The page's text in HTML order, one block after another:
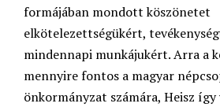
formájában mondott köszönetet
elkötelezettségükért,
mindennapi munkájukért. Arra a
mennyire fontos a magyar
önkormányzat számára, Heisz így